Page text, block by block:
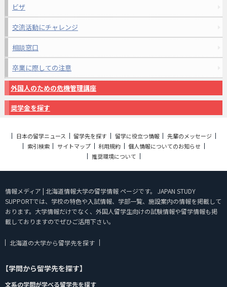
ビザ
交流活動にチャレンジ
相談窓口
卒業に際しての注意
外国人のための危機管理講座
奨学金を探す
日本の留学ニュース 留学先を探す 留学に役立つ情報
先輩のメッセージ
索引検索
サイトマップ 利用規約
個人情報についてのお知らせ
推奨環境について
情報メディア | 北海道情報大学の留学情報 ページです。 JAPAN STUDY
SUPPORTでは、学校の特色や入試情報、学部一覧、施設案内の情報を掲載して
おります。大学情報だけでなく、外国人留学生向けの試験情報や留学情報も掲
載しておりますのでぜひご活用下さい。
北海道の大学から留学先を探す
【学問から留学先を探す】
文系の学問が学べる留学先を探す